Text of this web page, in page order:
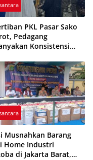
PKL Pasar Sako
Pedagang
Konsistensi
Musnahkan Barang
Home Industri
di Jakarta Barat,